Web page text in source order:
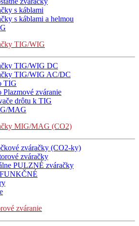
s káblami
s káblami a helmou
TIG/WIG
TIG/WIG DC
TIG/WIG AC/DC
TIG
Plazmové zváranie
drôtu k TIG
MAG
MIG/MAG (CO2)
zváračky (CO2-ky)
zváračky
PULZNÉ zváračky
zváranie